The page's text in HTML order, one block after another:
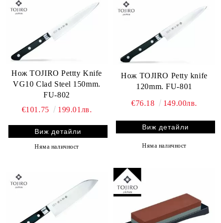
Нож TOJIRO Pettty Knife
VG10 Clad Steel 150mm.
FU-802
€101.75
199.01лв.
Виж детайли
Няма наличност
Нож TOJIRO Petty knife
120mm. FU-801
€76.18 149.00лв.
Виж детайли
Няма наличност